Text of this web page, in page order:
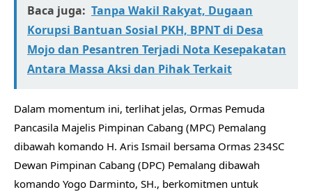
Baca juga: Tanpa Wakil Rakyat, Dugaan
Korupsi Bantuan Sosial PKH, BPNT di Desa
Mojo dan Pesantren Terjadi Nota Kesepakatan
Antara Massa Aksi dan Pihak Terkait
Dalam momentum ini, terlihat jelas, Ormas Pemuda
Pancasila Majelis Pimpinan Cabang (MPC) Pemalang
dibawah komando H. Aris Ismail bersama Ormas 234SC
Dewan Pimpinan Cabang (DPC) Pemalang dibawah
komando Yogo Darminto, SH., berkomitmen untuk